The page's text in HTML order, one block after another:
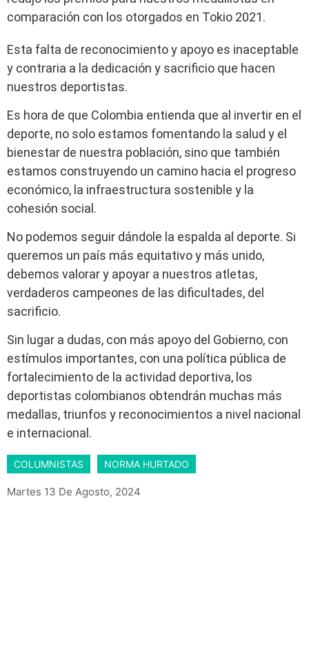
comparación con los otorgados en Tokio 2021.
Esta falta de reconocimiento y apoyo es inaceptable
y contraria a la dedicación y sacrificio que hacen
nuestros deportistas.
Es hora de que Colombia entienda que al invertir en el
deporte, no solo estamos fomentando la salud y el
bienestar de nuestra población, sino que también
estamos construyendo un camino hacia el progreso
económico, la infraestructura sostenible y la
cohesión social.
No podemos seguir dándole la espalda al deporte. Si
queremos un país más equitativo y más unido,
debemos valorar y apoyar a nuestros atletas,
verdaderos campeones de las dificultades, del
sacrificio.
Sin lugar a dudas, con más apoyo del Gobierno, con
estímulos importantes, con una política pública de
fortalecimiento de la actividad deportiva, los
deportistas colombianos obtendrán muchas más
medallas, triunfos y reconocimientos a nivel nacional
e internacional.
COLUMNISTAS NORMA HURTADO
Martes 13 De Agosto, 2024